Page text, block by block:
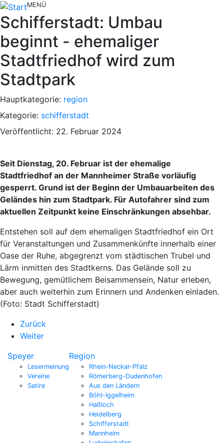
MENÜ
Schifferstadt: Umbau
beginnt - ehemaliger
Stadtfriedhof wird zum
Stadtpark
Hauptkategorie: region
Kategorie: schifferstadt
Veröffentlicht: 22. Februar 2024
Seit Dienstag, 20. Februar ist der ehemalige
Stadtfriedhof an der Mannheimer Straße vorläufig
gesperrt. Grund ist der Beginn der Umbauarbeiten des
Geländes hin zum Stadtpark. Für Autofahrer sind zum
aktuellen Zeitpunkt keine Einschränkungen absehbar.
Entstehen soll auf dem ehemaligen Stadtfriedhof ein Ort
für Veranstaltungen und Zusammenkünfte innerhalb einer
Oase der Ruhe, abgegrenzt vom städtischen Trubel und
Lärm inmitten des Stadtkerns. Das Gelände soll zu
Bewegung, gemütlichem Beisammensein, Natur erleben,
aber auch weiterhin zum Erinnern und Andenken einladen.
(Foto: Stadt Schifferstadt)
Zurück
Weiter
Speyer
Lesermeinung
Vereine
Satire
Region
Rhein-Neckar-Pfalz
Römerberg-Dudenhofen
Aus den Ländern
Böhl-Iggelheim
Haßloch
Heidelberg
Schifferstadt
Mannheim